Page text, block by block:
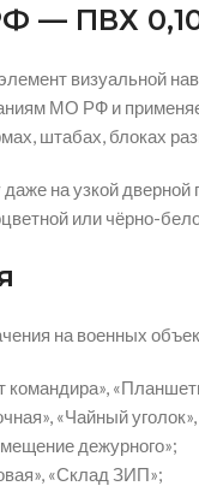
— ПВХ
визуальной
МО РФ и
штабах, блоках
на узкой
или чёрно-
на военных
командира»,
«Чайный
дежурного»;
«Склад ЗИП»;